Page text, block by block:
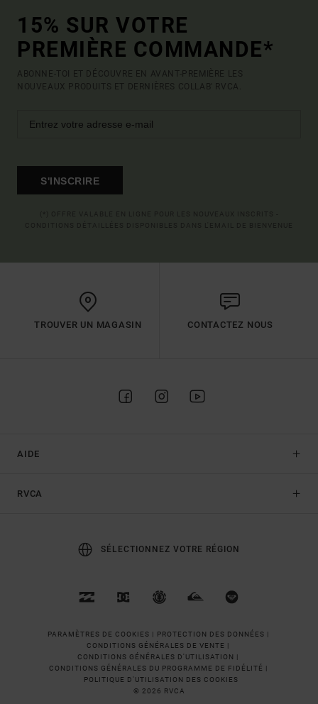
15% SUR VOTRE
PREMIÈRE COMMANDE*
ABONNE-TOI ET DÉCOUVRE EN AVANT-PREMIÈRE LES
NOUVEAUX PRODUITS ET DERNIÈRES COLLAB' RVCA.
S'INSCRIRE
TROUVER UN MAGASIN CONTACTEZ NOUS
AIDE
RVCA
SÉLECTIONNEZ VOTRE RÉGION
PARAMÈTRES DE COOKIES | PROTECTION DES DONNÉES |
CONDITIONS GÉNÉRALES DE VENTE |
CONDITIONS GÉNÉRALES D'UTILISATION |
CONDITIONS GÉNÉRALES DU PROGRAMME DE FIDÉLITÉ |
POLITIQUE D'UTILISATION DES COOKIES
© 2026 RVCA